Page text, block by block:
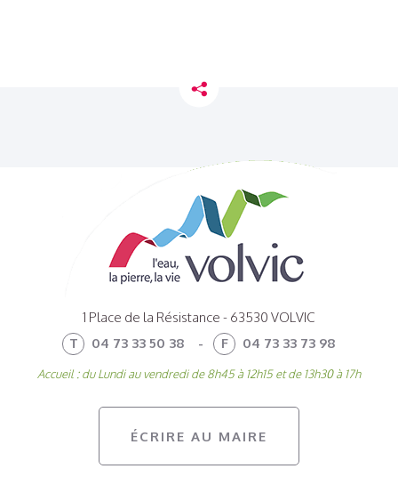
ÉCRIRE AU MAIRE
1 Place de la Résistance - 63530 VOLVIC
T
04 73 33 50 38 - F 04 73 33 73 98
Accueil : du Lundi au vendredi de 8h45 à 12h15 et de 13h30 à 17h